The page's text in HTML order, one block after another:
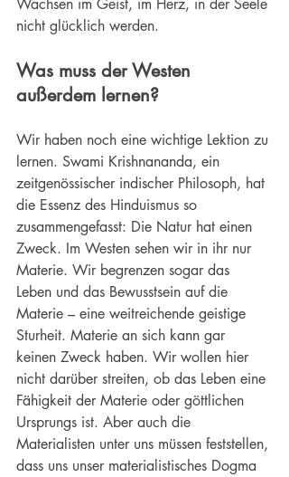
Wachsen im Geist, im Herz, in der Seele
nicht glücklich werden.
Was muss der Westen
außerdem lernen?
Wir haben noch eine wichtige Lektion zu
lernen. Swami Krishnananda, ein
zeitgenössischer indischer Philosoph, hat
die Essenz des Hinduismus so
zusammengefasst: Die Natur hat einen
Zweck. Im Westen sehen wir in ihr nur
Materie. Wir begrenzen sogar das
Leben und das Bewusstsein auf die
Materie – eine weitreichende geistige
Sturheit. Materie an sich kann gar
keinen Zweck haben. Wir wollen hier
nicht darüber streiten, ob das Leben eine
Fähigkeit der Materie oder göttlichen
Ursprungs ist. Aber auch die
Materialisten unter uns müssen feststellen,
dass uns unser materialistisches Dogma